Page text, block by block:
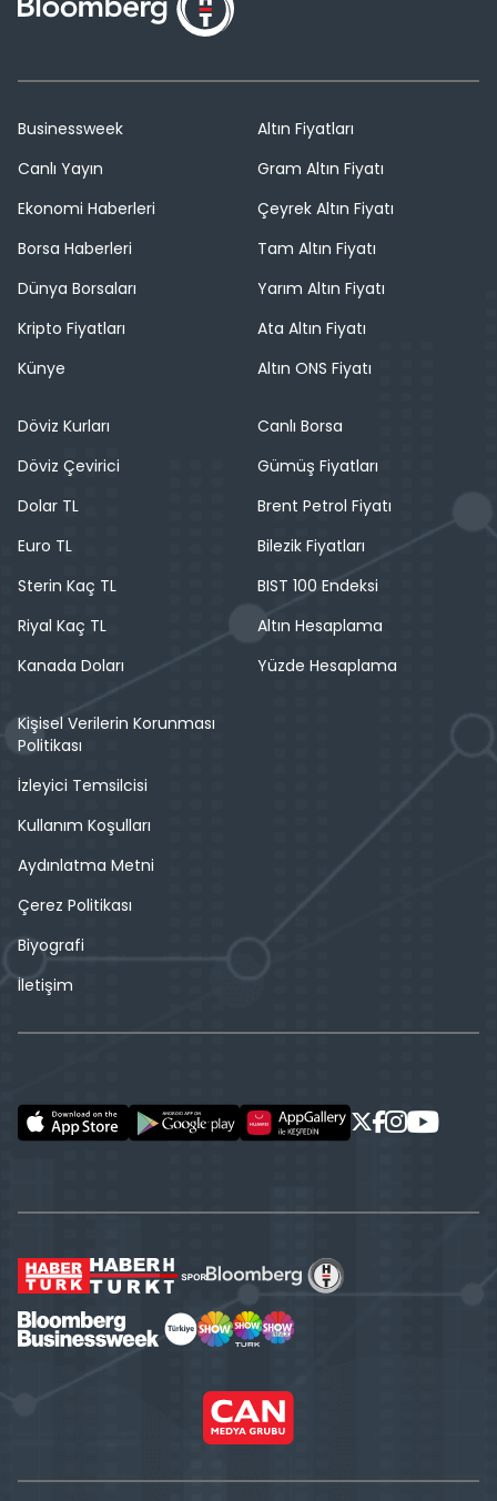
Businessweek
Canlı Yayın
Ekonomi Haberleri
Borsa Haberleri
Dünya Borsaları
Kripto Fiyatları
Künye
Altın Fiyatları
Gram Altın Fiyatı
Çeyrek Altın Fiyatı
Tam Altın Fiyatı
Yarım Altın Fiyatı
Ata Altın Fiyatı
Altın ONS Fiyatı
Döviz Kurları
Döviz Çevirici
Dolar TL
Euro TL
Sterin Kaç TL
Riyal Kaç TL
Kanada Doları
Canlı Borsa
Gümüş Fiyatları
Brent Petrol Fiyatı
Bilezik Fiyatları
BIST 100 Endeksi
Altın Hesaplama
Yüzde Hesaplama
Kişisel Verilerin Korunması
Politikası
İzleyici Temsilcisi
Kullanım Koşulları
Aydınlatma Metni
Çerez Politikası
Biyografi
İletişim